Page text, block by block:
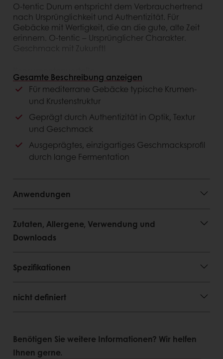
O-tentic Durum entspricht dem Verbrauchertrend
nach Ursprünglichkeit und Authentizität. Für
Gebäcke mit Wertigkeit, die an die gute, alte Zeit
erinnern. O-tentic – Ursprünglicher Charakter.
Geschmack mit Zukunft!
Ausgeprägtes Geschmacksprofil
Entspricht der Verbrauchererwartung an
„saubere Deklaration“
Außergewöhnliche Kruste
Besonderer Frischeeindruck
Kundenvorteile
Differenzierung durch einzigartiges
Geschmacksprofil
Vielfältige Anwendungsmöglichkeiten
Flexibilität und Sicherheit in den
Produktionsabläufen
Sehr gute Teigstabilität und Teigausbeute
Ohne Einsatz von zusätzlicher Backhefe oder
Backmitteln
Gesamte Beschreibung anzeigen
Für mediterrane Gebäcke typische Krumen-
und Krustenstruktur
Geprägt durch Authentizität in Optik, Textur
und Geschmack
Ausgeprägtes, einzigartiges Geschmacksprofil
durch lange Fermentation
Anwendungen
Zutaten, Allergene, Verwendung und
Downloads
Spezifikationen
nicht definiert
Benötigen Sie weitere Informationen? Wir helfen
Ihnen gerne.